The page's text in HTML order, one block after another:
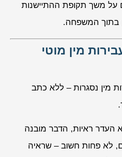
על משך תקופת ההתיישנות
בתוך המשפחה.
מין מוטי
מין נסגרות – ללא כתב
העדר ראיות, הדבר מובנה
לא פחות חשוב – שראיה